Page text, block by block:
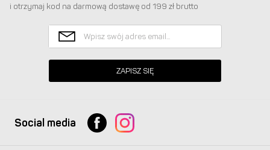
i otrzymaj kod na darmową dostawę od 199 zł brutto
ZAPISZ SIĘ
Social media